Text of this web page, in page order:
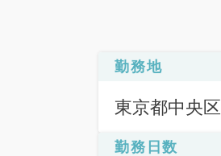
勤務地
東京都中央区
勤務日数